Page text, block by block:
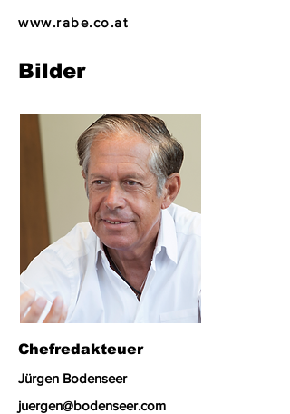
www.rabe.co.at
Bilder
Chefredakteuer
Jürgen Bodenseer
juergen@bodenseer.com